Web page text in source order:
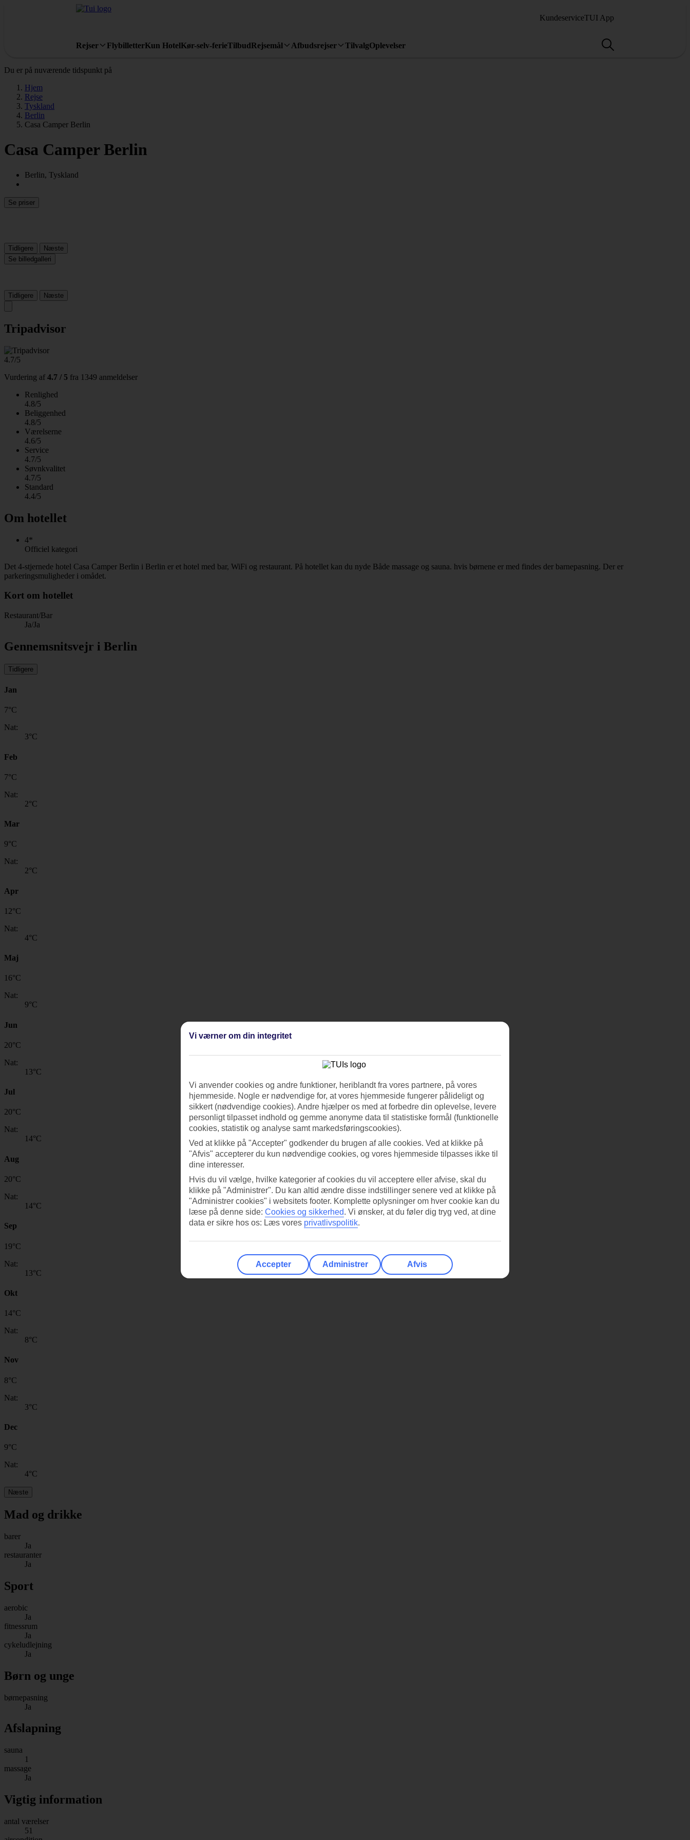
KundeserviceTUI App
Rejser FlybilletterKun HotelKør-selv-ferieTilbudRejsemål Afbudsrejser TilvalgOplevelser
Du er på nuværende tidspunkt på
Hjem
Rejse
Tyskland
Berlin
Casa Camper Berlin
Casa Camper Berlin
Berlin, Tyskland
Se priser
Tidligere
Næste
Se billedgalleri
Tidligere Næste
Tripadvisor
4.7/5
Vurdering af 4.7 / 5 fra 1349 anmeldelser
Renlighed
4.8/5
Beliggenhed
4.8/5
Værelserne
4.6/5
Service
4.7/5
Søvnkvalitet
4.7/5
Standard
4.4/5
Om hotellet
4*
Officiel kategori
Det 4-stjernede hotel Casa Camper Berlin i Berlin er et hotel med bar, WiFi og restaurant. På hotellet kan du nyde Både massage og sauna. hvis børnene er med findes der barnepasning. Der er
parkeringsmuligheder i omådet.
Kort om hotellet
Restaurant/Bar
Ja/Ja
Gennemsnitsvejr i Berlin
Tidligere
Jan
7°C
Nat:
3°C
Feb
7°C
Nat:
2°C
Mar
9°C
Nat:
2°C
Apr
12°C
Nat:
4°C
Maj
16°C
Nat:
9°C
Jun
20°C
Nat:
13°C
Jul
20°C
Nat:
14°C
Aug
20°C
Nat:
14°C
Sep
19°C
Nat:
13°C
Okt
14°C
Nat:
8°C
Nov
8°C
Nat:
3°C
Dec
9°C
Nat:
4°C
Næste
Mad og drikke
barer
Ja
restauranter
Ja
Sport
aerobic
Ja
fitnessrum
Ja
cykeludlejning
Ja
Børn og unge
børnepasning
Ja
Afslapning
sauna
1
massage
Ja
Vigtig information
antal værelser
51
Vi værner om din integritet
Vi anvender cookies og andre funktioner, heriblandt fra vores partnere, på vores
hjemmeside. Nogle er nødvendige for, at vores hjemmeside fungerer pålideligt og
sikkert (nødvendige cookies). Andre hjælper os med at forbedre din oplevelse, levere
personligt tilpasset indhold og gemme anonyme data til statistiske formål (funktionelle
cookies, statistik og analyse samt markedsføringscookies).
Ved at klikke på "Accepter" godkender du brugen af alle cookies. Ved at klikke på
"Afvis" accepterer du kun nødvendige cookies, og vores hjemmeside tilpasses ikke til
dine interesser.
Hvis du vil vælge, hvilke kategorier af cookies du vil acceptere eller afvise, skal du
klikke på "Administrer". Du kan altid ændre disse indstillinger senere ved at klikke på
"Administrer cookies" i websitets footer. Komplette oplysninger om hver cookie kan du
læse på denne side: Cookies og sikkerhed. Vi ønsker, at du føler dig tryg ved, at dine
data er sikre hos os: Læs vores privatlivspolitik.
Accepter Administrer Afvis